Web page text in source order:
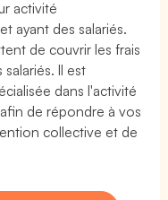
activité
ayant des salariés.
de couvrir les frais
Il est
dans l'activité
de répondre à vos
collective et de